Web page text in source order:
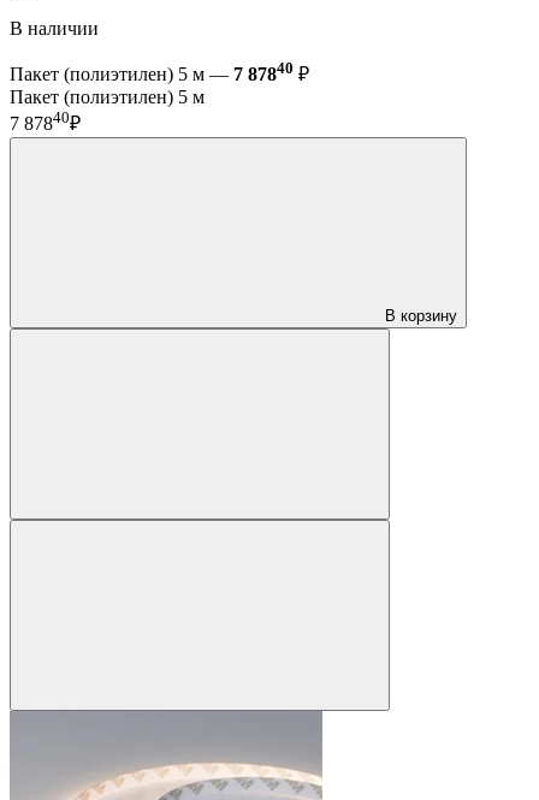
В наличии
Пакет (полиэтилен) 5 м — 7 87840 ₽
Пакет (полиэтилен) 5 м
7 87840₽
В корзину